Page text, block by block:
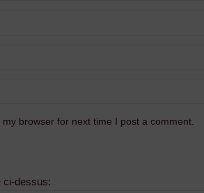
browser for next time I post a comment.
ci-dessus: